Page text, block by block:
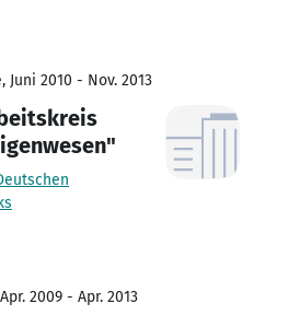
Juni 2010 - Nov. 2013
2009 - Apr. 2013